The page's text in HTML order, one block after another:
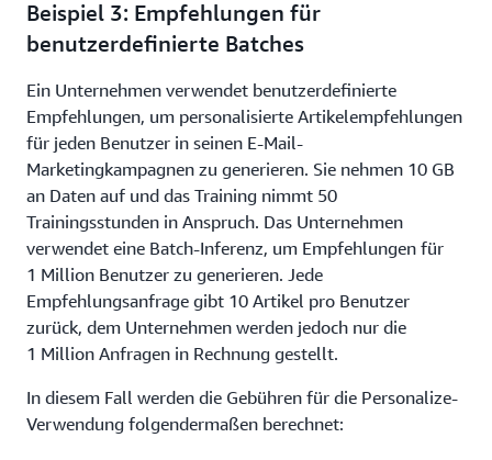
9 000 000 0,0278 USD
Requests
4.253 USD
Beispiel 3: Empfehlungen für
benutzerdefinierte Batches
Ein Unternehmen verwendet benutzerdefinierte
Empfehlungen, um personalisierte Artikelempfehlungen
für jeden Benutzer in seinen E-Mail-
Marketingkampagnen zu generieren. Sie nehmen 10 GB
an Daten auf und das Training nimmt 50
Trainingsstunden in Anspruch. Das Unternehmen
verwendet eine Batch-Inferenz, um Empfehlungen für
1 Million Benutzer zu generieren. Jede
Empfehlungsanfrage gibt 10 Artikel pro Benutzer
zurück, dem Unternehmen werden jedoch nur die
1 Million Anfragen in Rechnung gestellt.
In diesem Fall werden die Gebühren für die Personalize-
Verwendung folgendermaßen berechnet: